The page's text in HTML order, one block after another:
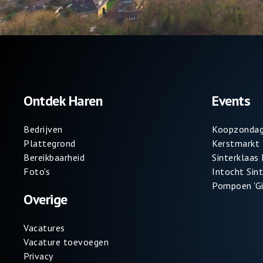
Ontdek Haren
Bedrijven
Plattegrond
Bereikbaarheid
Foto's
Overige
Vacatures
Vacature toevoegen
Privacy
Events
Kerstmarkt
Sinterklaas
Intocht
Pompoen